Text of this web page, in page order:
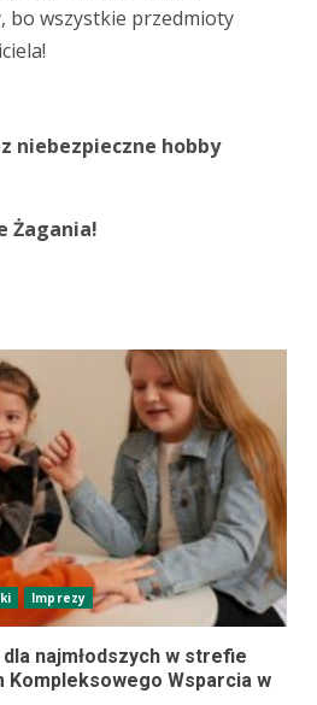
bo wszystkie przedmioty
niebezpieczne hobby
Żagania!
Imprezy
najmłodszych w strefie
Kompleksowego Wsparcia w